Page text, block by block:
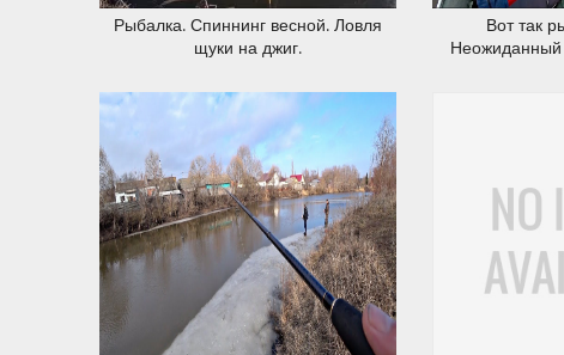
Рыбалка. Спиннинг весной. Ловля
щуки на джиг.
Вот так
Неожиданный
08.03.2020